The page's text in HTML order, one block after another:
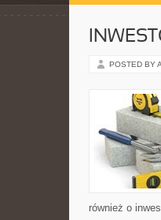
POSTED BY
również o